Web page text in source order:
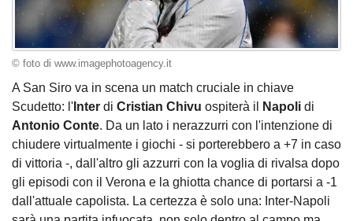
© foto di www.imagephotoagency.it
A San Siro va in scena un match cruciale in chiave
Scudetto: l' Inter di Cristian Chivu ospiterà il Napoli di
Antonio Conte. Da un lato i nerazzurri con l'intenzione di
chiudere virtualmente i giochi - si porterebbero a +7 in caso
di vittoria -, dall'altro gli azzurri con la voglia di rivalsa dopo
gli episodi con il Verona e la ghiotta chance di portarsi a -1
dall'attuale capolista. La certezza è solo una: Inter-Napoli